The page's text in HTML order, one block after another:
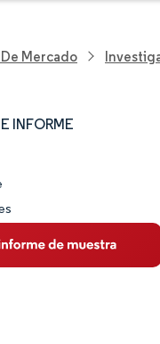
Mercado
INFORME
Mercado
del Mercado